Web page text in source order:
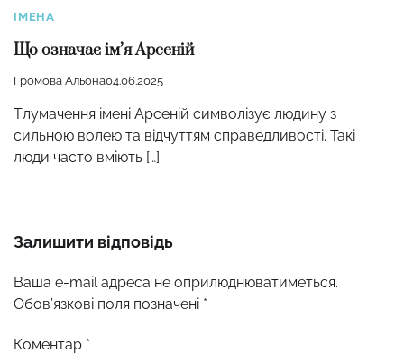
ІМЕНА
Що означає ім’я Арсеній
Громова Альона04.06.2025
Тлумачення імені Арсеній символізує людину з
сильною волею та відчуттям справедливості. Такі
люди часто вміють […]
Залишити відповідь
Ваша e-mail адреса не оприлюднюватиметься.
Обов’язкові поля позначені *
Коментар *